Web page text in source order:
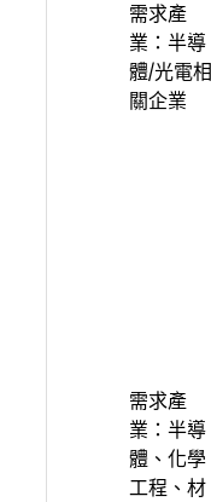
需求產
業：半導
體/光電相
關企業
需求產
業：半導
體、化學
工程、材